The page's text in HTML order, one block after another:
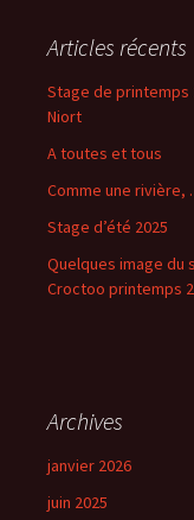
Articles récents
Stage de printemps
Niort
A toutes et tous
Comme une rivière,
Stage d’été 2025
Quelques image du
Croctoo printemps
Archives
janvier 2026
juin 2025